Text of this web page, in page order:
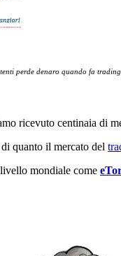
perde denaro quando fa
ricevuto centinaia di
quanto il mercato del
mondiale come